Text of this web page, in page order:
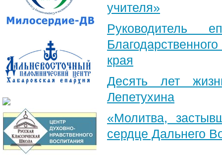
учителя»
Руководитель
края
Десять лет
Лепетухина
«Молитва,
сердце Дальнего